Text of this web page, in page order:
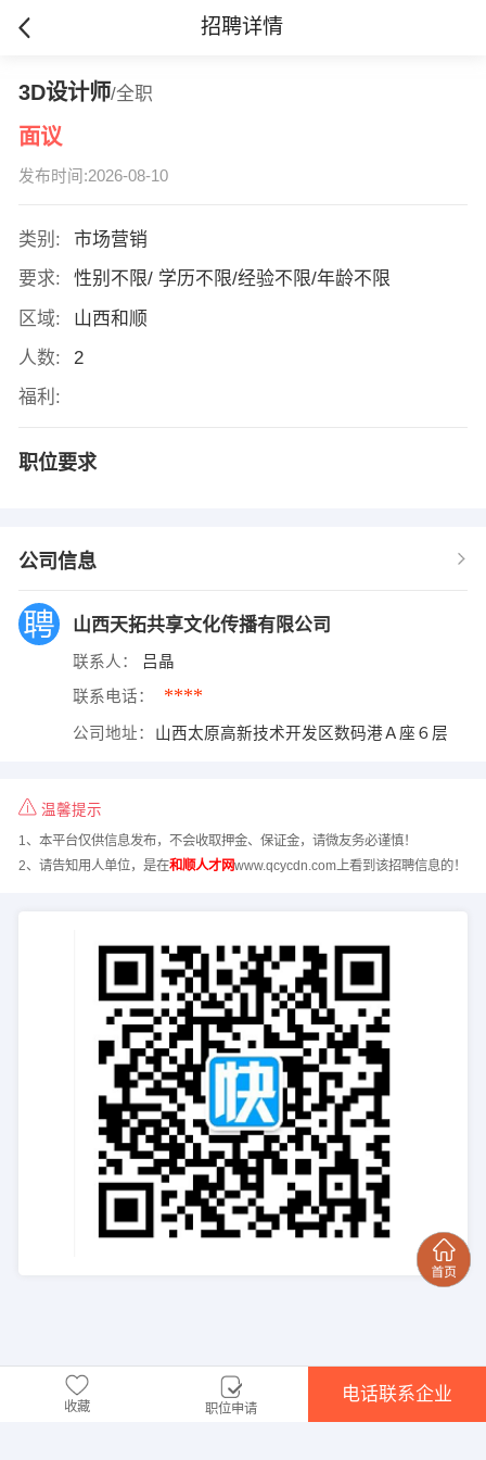
招聘详情
3D设计师/全职
面议
发布时间:2026-08-10
类别:
市场营销
要求:
性别不限/ 学历不限/经验不限/年龄不限
区域:
山西和顺
人数:
2
福利:
职位要求
公司信息
山西天拓共享文化传播有限公司
联系人： 吕晶
联系电话： ****
公司地址： 山西太原高新技术开发区数码港Ａ座６层
温馨提示
1、本平台仅供信息发布，不会收取押金、保证金，请微友务必谨慎！
2、请告知用人单位，是在和顺人才网www.qcycdn.com上看到该招聘信息的！
收藏 职位申请
电话联系企业